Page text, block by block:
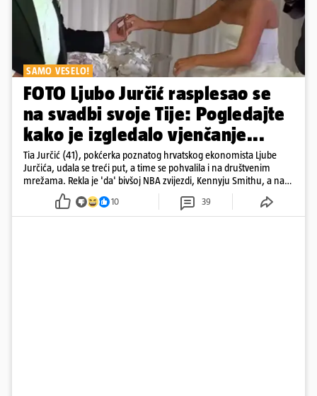
SAMO VESELO!
FOTO Ljubo Jurčić rasplesao se
na svadbi svoje Tije: Pogledajte
kako je izgledalo vjenčanje...
Tia Jurčić (41), pokćerka poznatog hrvatskog ekonomista Ljube
Jurčića, udala se treći put, a time se pohvalila i na društvenim
mrežama. Rekla je 'da' bivšoj NBA zvijezdi, Kennyju Smithu, a na
snimkama i fotografijama je pokazala vesele trenutke s vjenčanja
10 39